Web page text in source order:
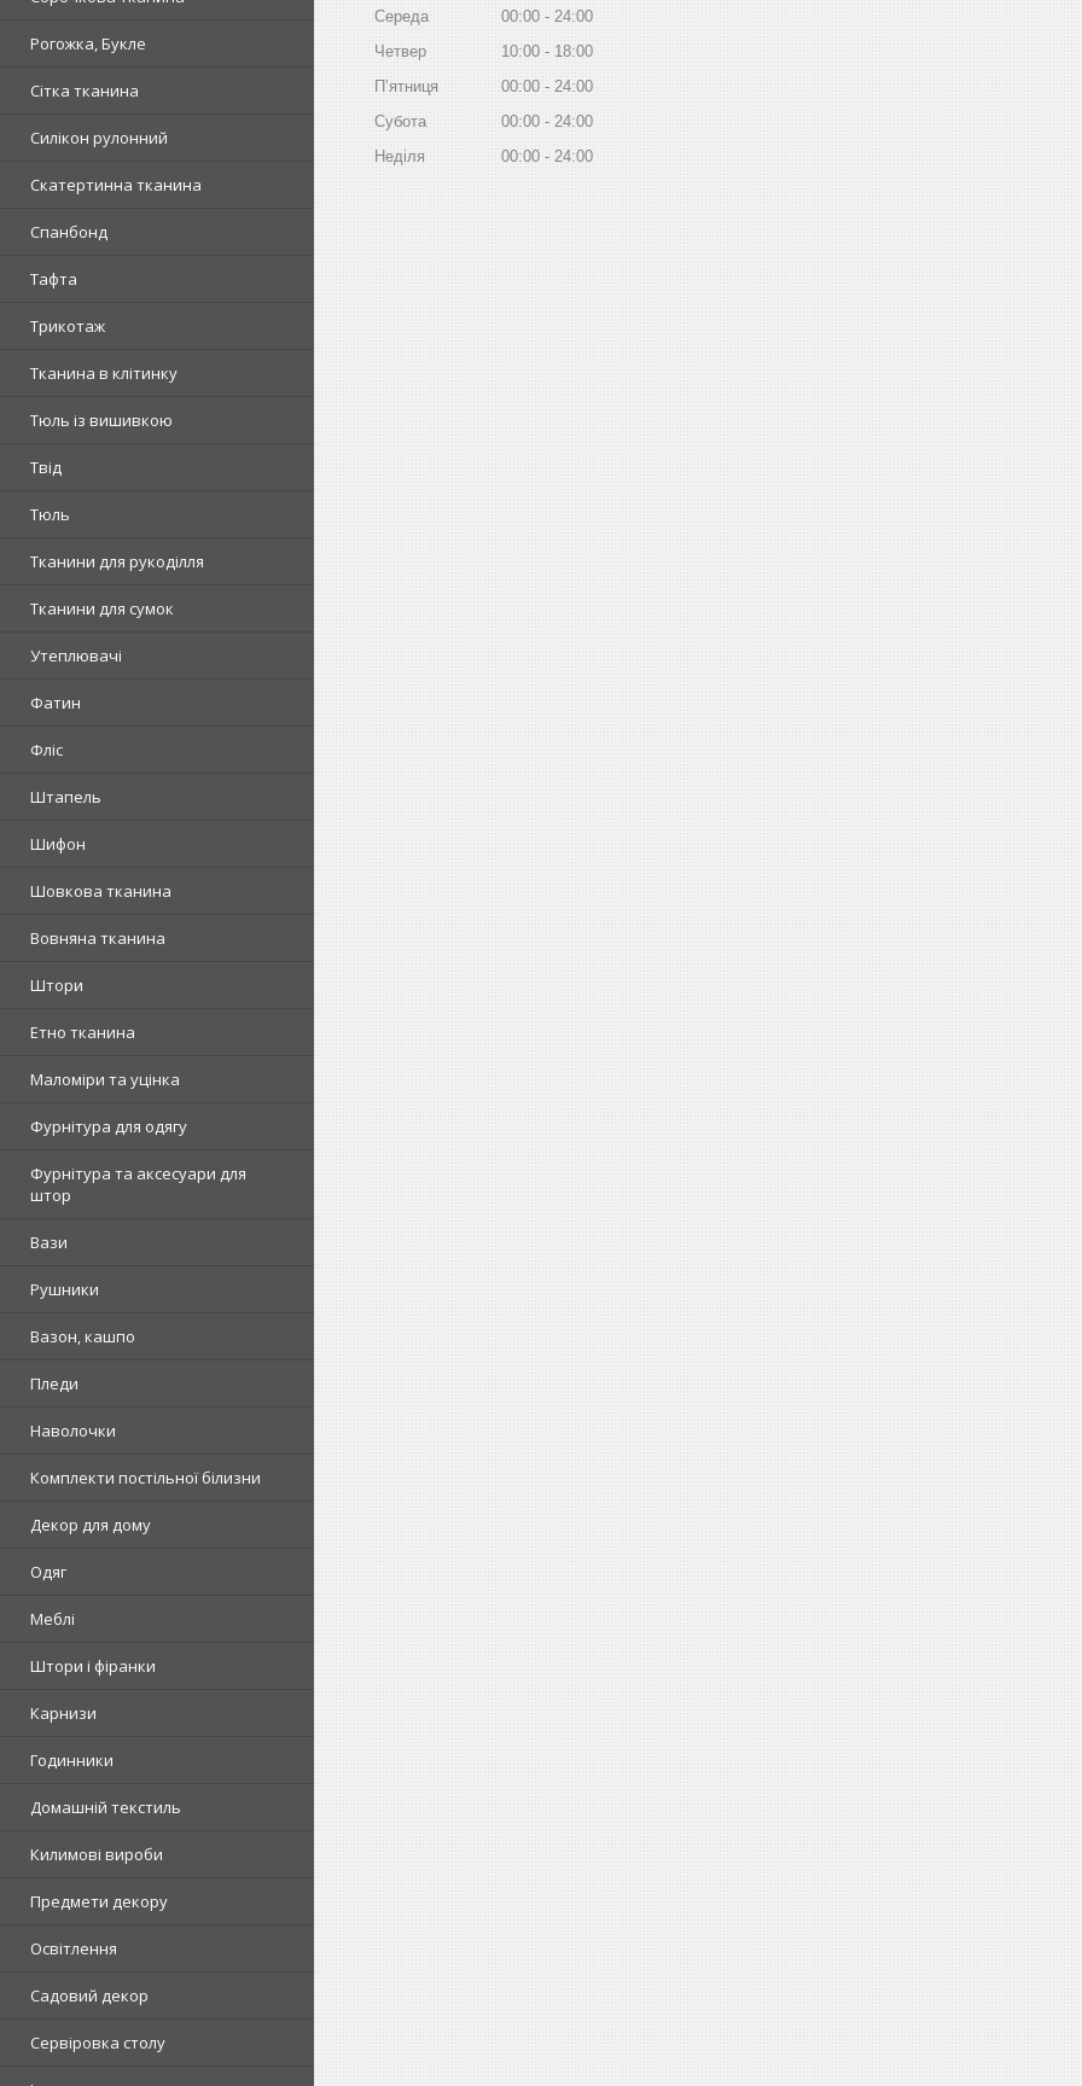
Рогожка, Букле
Сітка тканина
Силікон рулонний
Скатертинна тканина
Спанбонд
Тафта
Трикотаж
Тканина в клітинку
Тюль із вишивкою
Твід
Тюль
Тканини для рукоділля
Тканини для сумок
Утеплювачі
Фатин
Фліс
Штапель
Шифон
Шовкова тканина
Вовняна тканина
Штори
Етно тканина
Маломіри та уцінка
Фурнітура для одягу
Фурнітура та аксесуари для
штор
Вази
Рушники
Вазон, кашпо
Пледи
Наволочки
Комплекти постільної білизни
Декор для дому
Одяг
Меблі
Штори і фіранки
Карнизи
Годинники
Домашній текстиль
Килимові вироби
Предмети декору
Освітлення
Садовий декор
Сервіровка столу
Середа
00:00
24:00
Четвер
10:00
18:00
Пʼятниця
00:00
24:00
Субота
00:00
24:00
Неділя
00:00 24:00